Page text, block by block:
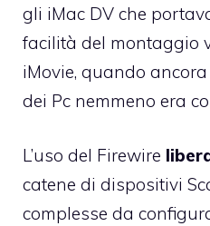
gli iMac DV che
facilità del montaggio
iMovie, quando
dei Pc nemmeno era
L’uso del Firewire
catene di dispositivi
complesse da